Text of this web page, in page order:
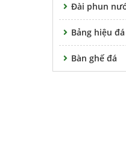
Đài phun
Bảng hiệu đá
Bàn ghế đá